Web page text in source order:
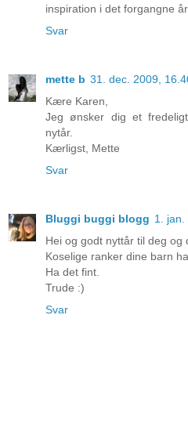
inspiration i det forgangne
Svar
mette b 31. dec. 2009,
Kære Karen,
Jeg ønsker dig et
nytår.
Kærligst, Mette
Svar
Bluggi buggi blogg 1.
Hei og godt nyttår til deg og
Koselige ranker dine barn
Ha det fint.
Trude :)
Svar